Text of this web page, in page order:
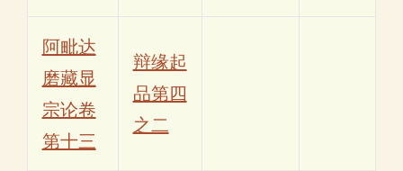
阿毗达
磨藏显
宗论卷
第十三
辩缘起
品第四
之二